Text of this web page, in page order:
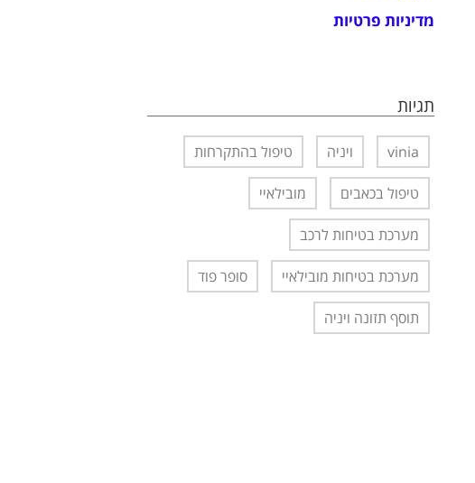
מדיניות פרטיות
תגיות
vinia ויניה טיפול בהתקרחות
טיפול בכאבים מובילאיי
מערכת בטיחות לרכב
מערכת בטיחות מובילאיי סופר פוד
תוסף תזונה ויניה